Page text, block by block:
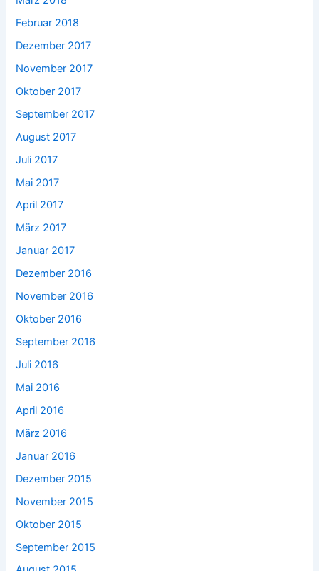
Februar 2018
Dezember 2017
November 2017
Oktober 2017
September 2017
August 2017
Juli 2017
Mai 2017
April 2017
März 2017
Januar 2017
Dezember 2016
November 2016
Oktober 2016
September 2016
Juli 2016
Mai 2016
April 2016
März 2016
Januar 2016
Dezember 2015
November 2015
Oktober 2015
September 2015